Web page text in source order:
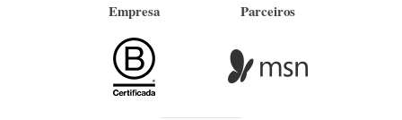
Empresa Parceiros